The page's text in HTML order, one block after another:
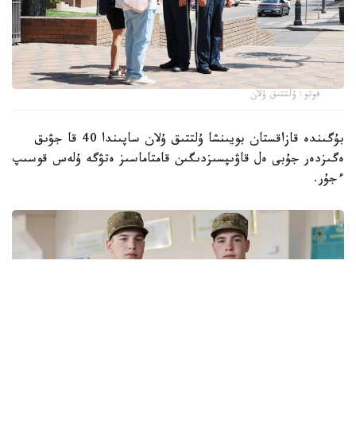
فوتو: ۇلتتىق ۇلان
بۇگىندە قازاقستان بويىنشا ۇلتتىق ۇلان ساپىندا 40 قا جۋىق
ەگىزدەر جۇبى ەل قاۋىپسىزدىگىن قامتاماسىز ەتۋگە ۇلەس قوسىپ
ءجۇر.